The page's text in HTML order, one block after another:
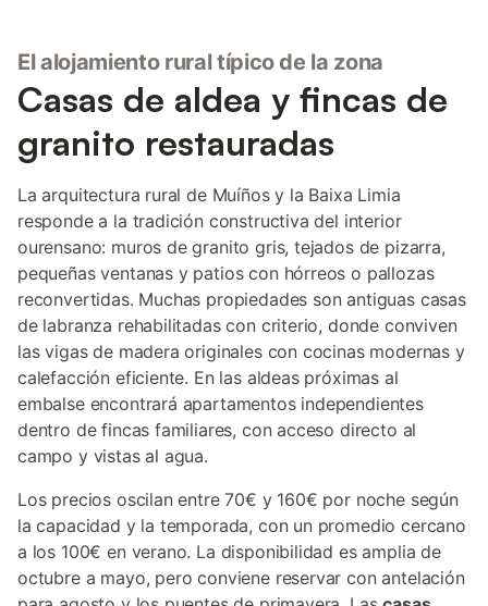
El alojamiento rural típico de la zona
Casas de aldea y fincas de
granito restauradas
La arquitectura rural de Muíños y la Baixa Limia
responde a la tradición constructiva del interior
ourensano: muros de granito gris, tejados de pizarra,
pequeñas ventanas y patios con hórreos o pallozas
reconvertidas. Muchas propiedades son antiguas casas
de labranza rehabilitadas con criterio, donde conviven
las vigas de madera originales con cocinas modernas y
calefacción eficiente. En las aldeas próximas al
embalse encontrará apartamentos independientes
dentro de fincas familiares, con acceso directo al
campo y vistas al agua.
Los precios oscilan entre 70€ y 160€ por noche según
la capacidad y la temporada, con un promedio cercano
a los 100€ en verano. La disponibilidad es amplia de
octubre a mayo, pero conviene reservar con antelación